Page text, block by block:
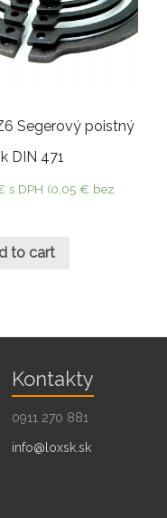
Segerový poistný
DIN 471
s DPH (0,05 €bez
to cart
Kontakty
0911 270 881
info@loxsk.sk